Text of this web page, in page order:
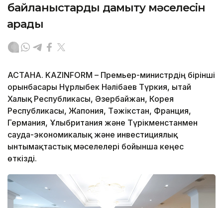
байланыстарды дамыту мәселесін
қарады
АСТАНА. KAZINFORM – Премьер-министрдің бірінші
орынбасары Нұрлыбек Нәлібаев Түркия, Қытай
Халық Республикасы, Әзербайжан, Корея
Республикасы, Жапония, Тәжікстан, Франция,
Германия, Ұлыбритания және Түрікменстанмен
сауда-экономикалық және инвестициялық
ынтымақтастық мәселелері бойынша кеңес
өткізді.